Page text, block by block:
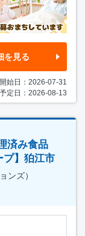
を見る
始日：2026-07-31
定日：2026-08-13
済み食品
プ】狛江市
ンズ）